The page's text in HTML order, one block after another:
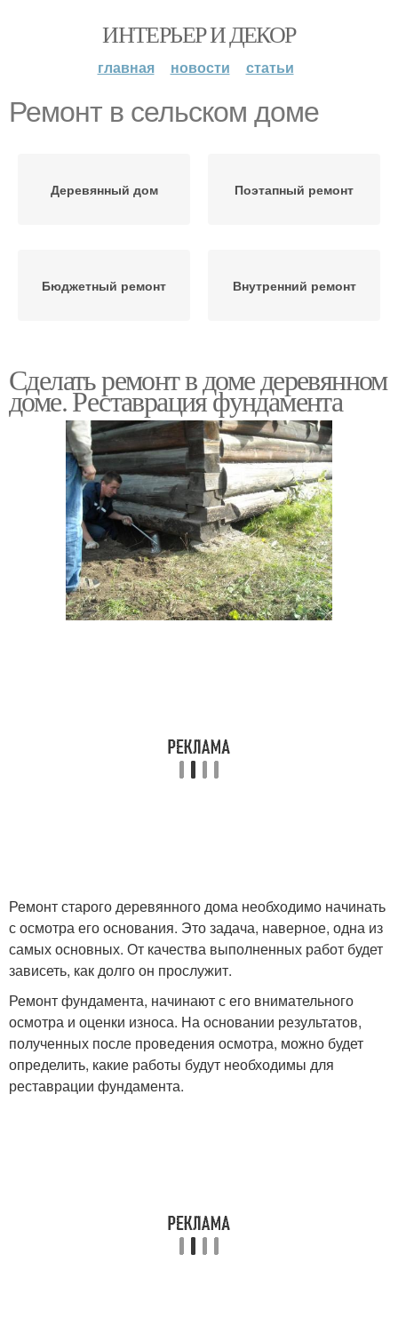
ИНТЕРЬЕР И ДЕКОР
главная новости статьи
Ремонт в сельском доме
Деревянный дом Поэтапный ремонт
Бюджетный ремонт Внутренний ремонт
Сделать ремонт в доме деревянном
доме. Реставрация фундамента
Ремонт старого деревянного дома необходимо начинать
с осмотра его основания. Это задача, наверное, одна из
самых основных. От качества выполненных работ будет
зависеть, как долго он прослужит.
Ремонт фундамента, начинают с его внимательного
осмотра и оценки износа. На основании результатов,
полученных после проведения осмотра, можно будет
определить, какие работы будут необходимы для
реставрации фундамента.